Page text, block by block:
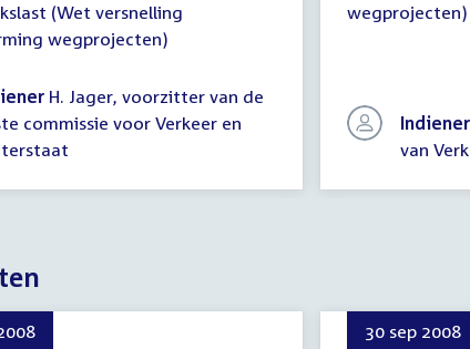
(Wet versnelling
wegprojecten)
H. Jager, voorzitter van de
commissie voor Verkeer en
wegprojecten)
Indiener
van
30 sep 2008